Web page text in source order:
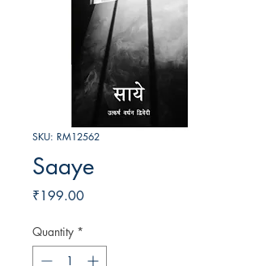
SKU: RM12562
Saaye
₹199.00Price
Quantity *